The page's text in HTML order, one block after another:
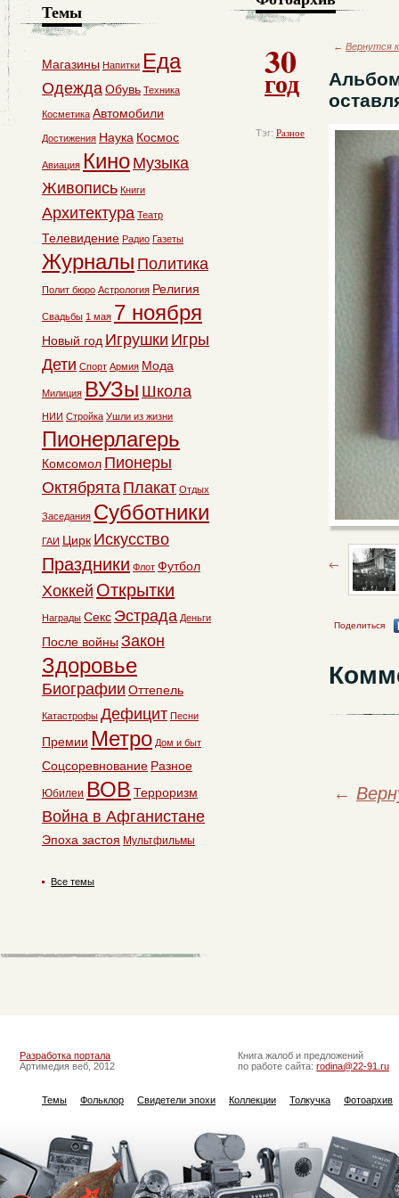
30
год
Тэг: Разное
← Вернутся
Поделиться
←
Темы
Магазины Напитки Еда
ОдеждаОбувь Техника
Косметика Автомобили
Достижения Наука Космос
Авиация Кино Музыка
Живопись Книги
Архитектура Театр
Телевидение Радио Газеты
Журналы Политика
Полит бюро Астрология Религия
Свадьбы 1 мая 7 ноября
Новый год Игрушки Игры
Дети Спорт Армия Мода
Милиция ВУЗы Школа
НИИ Стройка Ушли из жизни
Пионерлагерь
Комсомол Пионеры
Октябрята Плакат Отдых
Заседания Субботники
ГАИ Цирк Искусство
Праздники Флот Футбол
Хоккей Открытки
Награды Секс Эстрада Деньги
После войны Закон
Здоровье
Биографии Оттепель
Катастрофы Дефицит Песни
Премии Метро Дом и быт
Соцсоревнование Разное
Юбилеи ВОВ Терроризм
Война в Афганистане
Эпоха застоя Мультфильмы
Все темы
Разработка портала
Артимедия веб, 2012
Книга жалоб и предложений
по работе сайта: rodina@22-91.ru
Темы Фольклор Свидетели эпохи Коллекции Толкучка Фотоархив